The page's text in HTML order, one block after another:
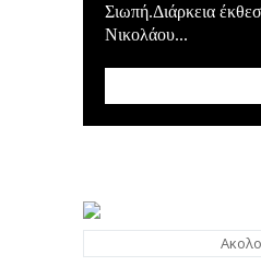
Σιωπή.Διάρκεια
Νικολάου...